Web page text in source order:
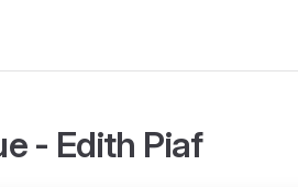
- Edith Piaf